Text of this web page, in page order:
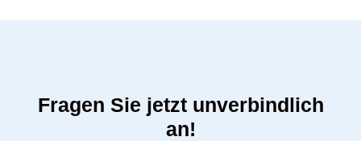
Fragen Sie jetzt unverbindlich
an!